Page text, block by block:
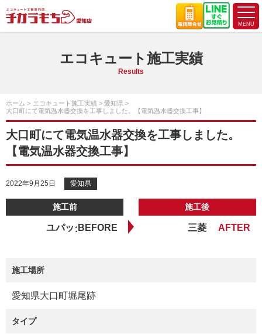
エコキュート施工実績
Results
ホーム エコキュート施工実績
愛知県
大口町にて電気温水器交換を工事しました。【電気温水器交換工事】
大口町にて電気温水器交換を工事しました。
【電気温水器交換工事】
2022年9月25日 愛知県
施工前
ユパック
施工後
三菱
施工場所
愛知県大口町堀尾跡
タイプ